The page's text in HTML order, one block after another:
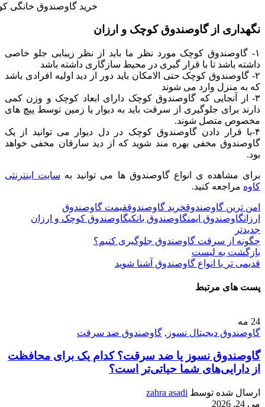
خرید گاوصندوق خانگی
نگهداری از گاوصندوق کوچک و ارزان
۱- گاوصندوق کوچک مورد نظر ما باید از نظر زیبایی جلو خاصی
داشته باشد تا با قرار گیری در محیط سازگاری داشته باشد
۲- گاوصندوق کوچک حتی الامکان باید دور از دید اولیه افرادی باشد
که به منزل وارد می شوند
۳- از آنجایی که گاوصندوق کوچک دارای ابعاد کوچک و وزن کمی
دارند برای جلوگیری از سرقت باید به دیوار یا زمین توسط پیچ های
مخصوص متصل شوند.
۴-با قرار دادن گاوصندوق کوچک در دل دیوار می توانید از یک
گاوصندوق مخفی بهره مند شوید که از دید سارقان مخفی خواهد
بود.
برای مشاهده ی انواع گاوصندوق ها می توانید به سایت اینترنتی
کاوه مراجعه کنید.
امن ترین گاوصندوقخرید گاوصندوققیمت گاوصندوق
ارزانگاوصندوق ایمنگاوصندوق بانکیگاوصندوق کوچک و ارزان
جدیدتر
چگونه از سرقت گاوصندوق جلوگیری کنیم؟
بازگشت به لیست
قدیمی تر با انواع گاوصندوق آشنا شوید
پست های مرتبط
24 مه
گاوصندوق دیجیتال نسوز , گاوصندوق ضد سرقت
گاوصندوق نسوز یا ضد سرقت؟ کدام یک برای محافظت
از دارایی‌های شما حیاتی‌تر است؟
ارسال شده توسط zahra asadi
می 24, 2026